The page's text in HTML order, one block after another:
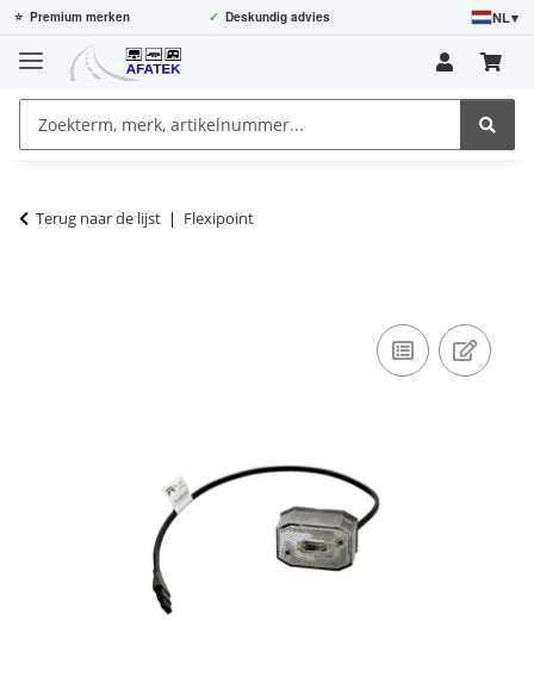
⭐ Premium merken ✓ Deskundig advies NL▾
Terug naar de lijst Flexipoint